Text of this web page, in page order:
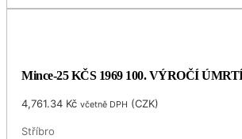
Mince-25 KČS 1969 100. VÝROČÍ
4,761.34 Kč včetně DPH (CZK)
Stříbro